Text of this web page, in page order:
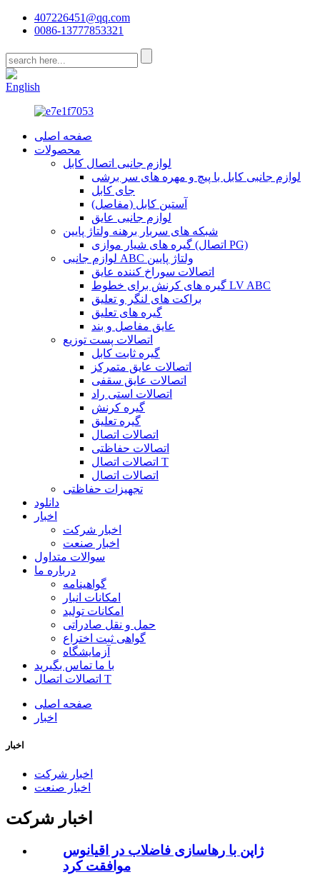
407226451@qq.com
0086-13777853321
English
صفحه اصلی
محصولات
لوازم جانبی اتصال کابل
لوازم جانبی کابل با پیچ و مهره های سر برشی
جای کابل
آستین کابل (مفاصل)
لوازم جانبی عایق
شبکه های سربار برهنه ولتاژ پایین
گیره های شیار موازی (اتصال PG)
لوازم جانبی ABC ولتاژ پایین
اتصالات سوراخ کننده عایق
گیره های کرنش برای خطوط LV ABC
براکت های لنگر و تعلیق
گیره های تعلیق
عایق مفاصل و بند
اتصالات پست توزیع
گیره ثابت کابل
اتصالات عایق متمرکز
اتصالات عایق سقفی
اتصالات استی راد
گیره کرنش
گیره تعلیق
اتصالات اتصال
اتصالات حفاظتی
اتصالات اتصال T
اتصالات اتصال
تجهیزات حفاظتی
دانلود
اخبار
اخبار شرکت
اخبار صنعت
سوالات متداول
درباره ما
گواهینامه
امکانات انبار
امکانات تولید
حمل و نقل صادراتی
گواهی ثبت اختراع
آزمایشگاه
با ما تماس بگیرید
اتصالات اتصال T
صفحه اصلی
اخبار
اخبار
اخبار شرکت
اخبار صنعت
اخبار شرکت
ژاپن با رهاسازی فاضلاب در اقیانوس
موافقت کرد